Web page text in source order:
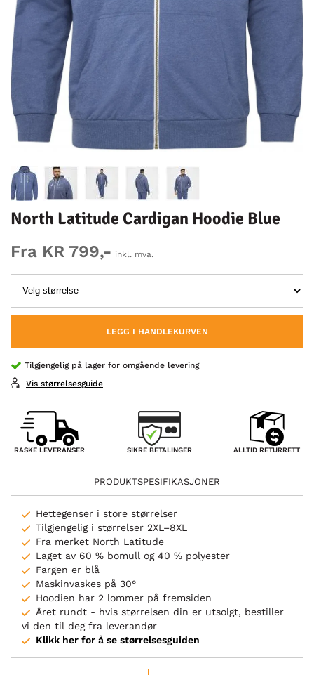
North Latitude Cardigan Hoodie Blue
Fra KR 799,- inkl. mva.
LEGG I HANDLEKURVEN
Tilgjengelig på lager for omgående levering
Vis størrelsesguide
RASKE LEVERANSER SIKRE BETALINGER ALLTID RETURRETT
PRODUKTSPESIFIKASJONER
Hettegenser i store størrelser
Tilgjengelig i størrelser 2XL–8XL
Fra merket North Latitude
Laget av 60 % bomull og 40 % polyester
Fargen er blå
Maskinvaskes på 30°
Hoodien har 2 lommer på fremsiden
Året rundt - hvis størrelsen din er utsolgt, bestiller
vi den til deg fra leverandør
Klikk her for å se størrelsesguiden